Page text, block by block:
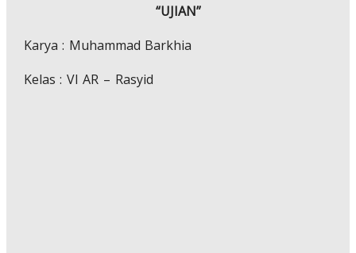
“UJIAN”
Karya : Muhammad Barkhia
Kelas : VI AR – Rasyid